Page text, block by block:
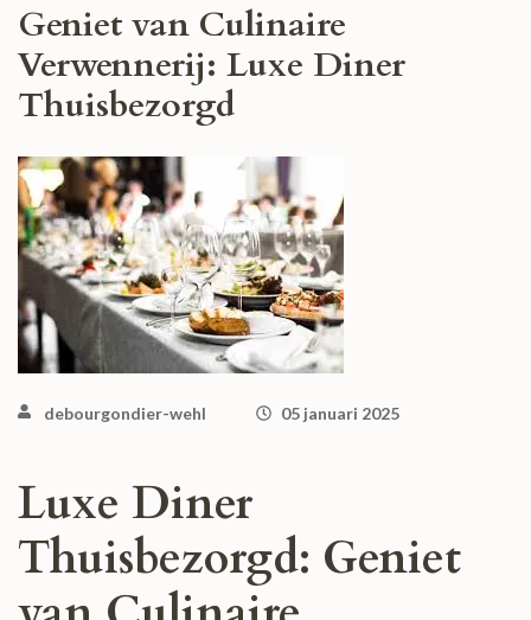
Geniet van Culinaire
Verwennerij: Luxe Diner
Thuisbezorgd
debourgondier-wehl 05 januari 2025
Luxe Diner
Thuisbezorgd: Geniet